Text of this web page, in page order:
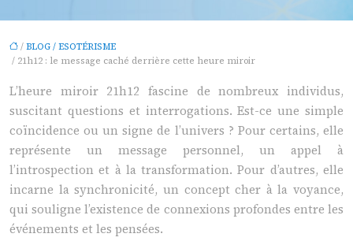
/ BLOG / ESOTÉRISME
/ 21h12 : le message caché derrière cette heure miroir
L’heure miroir 21h12 fascine de nombreux individus,
suscitant questions et interrogations. Est-ce une simple
coïncidence ou un signe de l’univers ? Pour certains, elle
représente un message personnel, un appel à
l’introspection et à la transformation. Pour d’autres, elle
incarne la synchronicité, un concept cher à la voyance,
qui souligne l’existence de connexions profondes entre les
événements et les pensées.